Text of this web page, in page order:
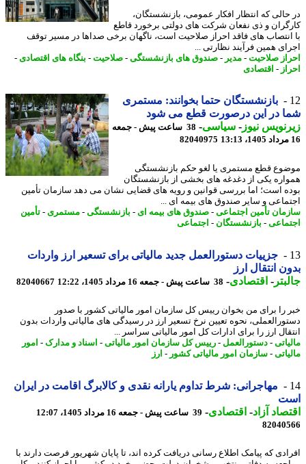
که انتظار افکار عمومی، بازنشستگان،
و ذی نفعان شرکت های دولتی برخورد قاطع
های فاقد احراز صلاحیت است، ناگهان برخی صداها در مسیر توقف
همین فرآیند نظارتی ...
صلاحیت-مدیر-صندوق های بازنشستگی-صلاحیت-بنگاه های اقتصادی-
- اقتصادی
بازنشستگان حتما بخوانند: مستمری
در این درصورت قطع می شود
نیوز-سیاسی-
38 ساعت پیش - جمعه
82040975
قطع مستمری یا لغو حکم بازنشستگی
یکی از دغدغه های بخشی از بازنشستگان
است؛ اما بررسی قوانین و رویه های قضایی نشان می دهد سازمان تأمین
و سایر صندوق های بیمه ای ...
تأمین اجتماعی-صندوق های بیمه ای- بازنشستگی-مستمری- تأمین
-بازنشستگان-اجتماعی
جزییات دستورالعمل جدید مالیاتی برای تسعیر ارز واردات
انتقال ارز
-اقتصادی-38 ساعت پیش - جمعه 16 مرداد 1405، 12:22 82040667
را برای من بخوان رییس کل سازمان امور مالیاتی کشور با صدور
نحوه تعیین نرخ تسعیر ارز در رسیدگی های مالیاتی واردات بدون
ارز را برای ادارات کل امور مالیاتی سراسر ...
-دستورالعمل-رییس کل سازمان امور مالیاتی-اسناد و مدارک- امور
-سازمان امور مالیاتی کشور-ارز
مهاجرانی: شرط تداوم یارانه نقدی و کالابرگ اقامت در ایران
آزاد - اقتصادی-39 ساعت پیش - جمعه 16 مرداد 1405، 12:07
که پیامک اطلاع رسانی دریافت کرده اند، تا پایان شهریور فرصت دارند با